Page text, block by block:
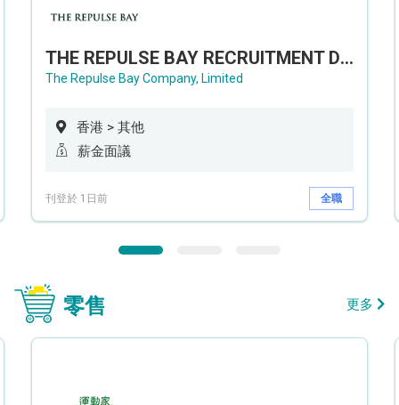
THE REPULSE BAY RECRUITMENT DAY 淺水灣影灣園人才招聘會
The Repulse Bay Company, Limited
香港 > 其他
薪金面議
刊登於 1日前 全職
零售 更多